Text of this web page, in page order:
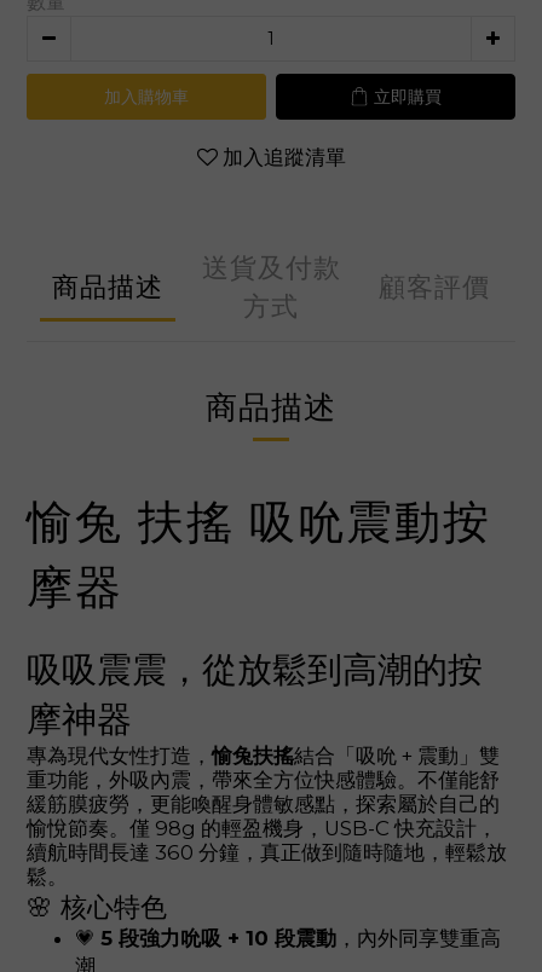
加入購物車 立即購買
加入追蹤清單
商品描述
送貨及付款
方式
顧客評價
商品描述
愉兔 扶搖 吸吮震動按
摩器
吸吸震震，從放鬆到高潮的按
摩神器
專為現代女性打造，愉兔扶搖結合「吸吮 + 震動」雙
重功能，外吸內震，帶來全方位快感體驗。不僅能舒
緩筋膜疲勞，更能喚醒身體敏感點，探索屬於自己的
愉悅節奏。僅 98g 的輕盈機身，USB-C 快充設計，
續航時間長達 360 分鐘，真正做到隨時隨地，輕鬆放
鬆。
🌸 核心特色
💗 5 段強力吮吸 + 10 段震動 ，內外同享雙重高
潮